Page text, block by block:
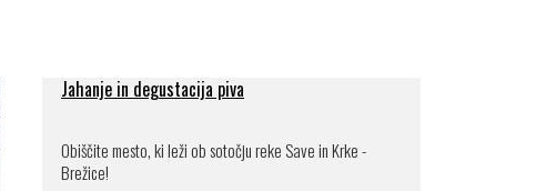
Jahanje in degustacija piva
Obiščite mesto, ki leži ob sotočju reke Save in Krke -
Brežice!